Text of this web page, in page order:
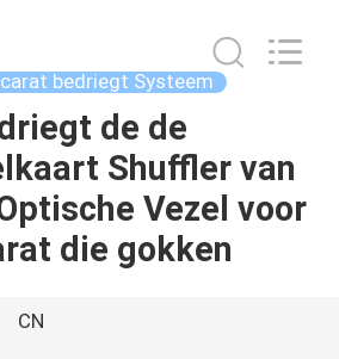
bedriegt Systeem
de de
Shuffler van
Vezel voor
die gokken
CN